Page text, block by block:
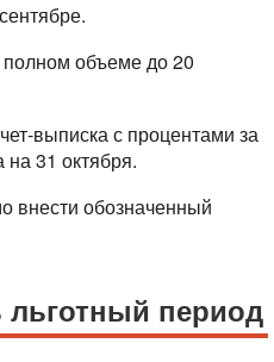
объеме до 20
выписка с процентами за
на 31 октября.
внести обозначенный
льготный период